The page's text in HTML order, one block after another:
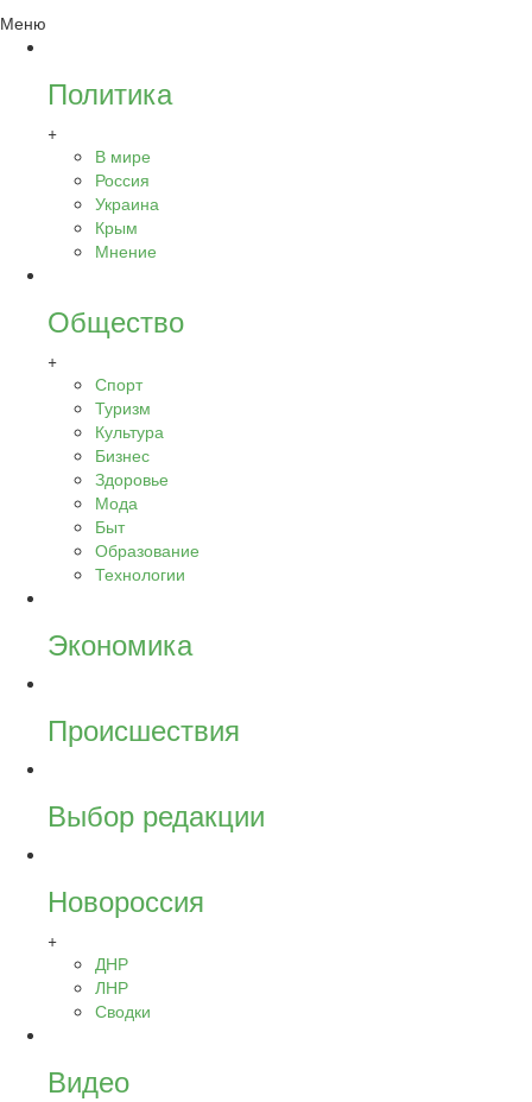
Меню
Политика
+
В мире
Россия
Украина
Крым
Мнение
Общество
+
Спорт
Туризм
Культура
Бизнес
Здоровье
Мода
Быт
Образование
Технологии
Экономика
Происшествия
Выбор редакции
Новороссия
+
ДНР
ЛНР
Сводки
Видео